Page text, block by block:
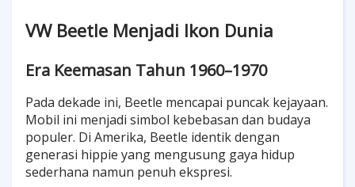
VW Beetle Menjadi Ikon Dunia
Era Keemasan Tahun 1960–1970
Pada dekade ini, Beetle mencapai puncak kejayaan.
Mobil ini menjadi simbol kebebasan dan budaya
populer. Di Amerika, Beetle identik dengan
generasi hippie yang mengusung gaya hidup
sederhana namun penuh ekspresi.